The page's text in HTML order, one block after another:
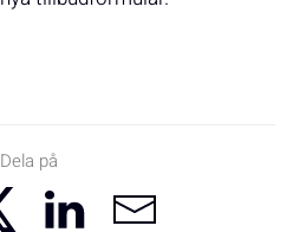
Dela på